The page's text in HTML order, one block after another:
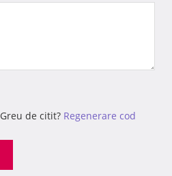
Greu de citit? Regenerare cod